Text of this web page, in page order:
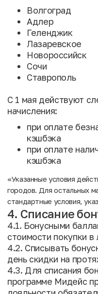
Волгоград
Адлер
Геленджик
Лазаревское
Новороссийск
Сочи
Ставрополь
С 1 мая действуют
начисления:
при оплате
кэшбэка
при оплате
кэшбэка
«Указанные условия
городов. Для остальных
стандартные условия,
4. Списание
4.1. Бонусными
стоимости покупки
4.2. Списывать
день скидки на
4.3. Для списания
программе Мидейс